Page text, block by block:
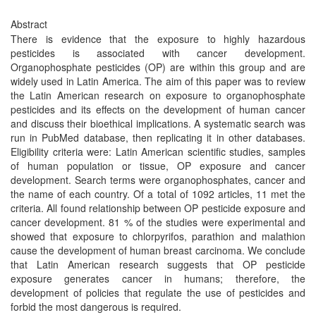
Abstract
There is evidence that the exposure to highly hazardous
pesticides is associated with cancer development.
Organophosphate pesticides (OP) are within this group and are
widely used in Latin America. The aim of this paper was to review
the Latin American research on exposure to organophosphate
pesticides and its effects on the development of human cancer
and discuss their bioethical implications. A systematic search was
run in PubMed database, then replicating it in other databases.
Eligibility criteria were: Latin American scientific studies, samples
of human population or tissue, OP exposure and cancer
development. Search terms were organophosphates, cancer and
the name of each country. Of a total of 1092 articles, 11 met the
criteria. All found relationship between OP pesticide exposure and
cancer development. 81 % of the studies were experimental and
showed that exposure to chlorpyrifos, parathion and malathion
cause the development of human breast carcinoma. We conclude
that Latin American research suggests that OP pesticide
exposure generates cancer in humans; therefore, the
development of policies that regulate the use of pesticides and
forbid the most dangerous is required.